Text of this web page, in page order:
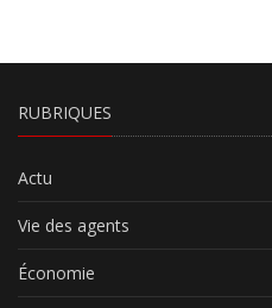
RUBRIQUES
Actu
Vie des agents
Économie